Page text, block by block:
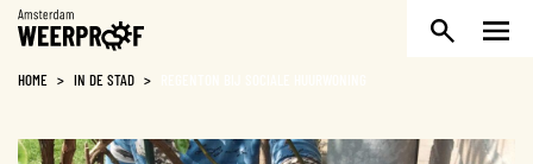
Weerproof
HOME > IN DE STAD >